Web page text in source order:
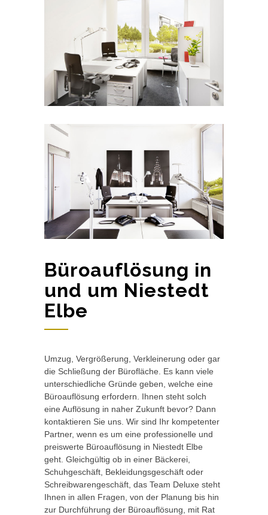
Büroauflösung in
und um Niestedt
Elbe
Umzug, Vergrößerung, Verkleinerung oder gar
die Schließung der Bürofläche. Es kann viele
unterschiedliche Gründe geben, welche eine
Büroauflösung erfordern. Ihnen steht solch
eine Auflösung in naher Zukunft bevor? Dann
kontaktieren Sie uns. Wir sind Ihr kompetenter
Partner, wenn es um eine professionelle und
preiswerte Büroauflösung in Niestedt Elbe
geht. Gleichgültig ob in einer Bäckerei,
Schuhgeschäft, Bekleidungsgeschäft oder
Schreibwarengeschäft, das Team Deluxe steht
Ihnen in allen Fragen, von der Planung bis hin
zur Durchführung der Büroauflösung, mit Rat